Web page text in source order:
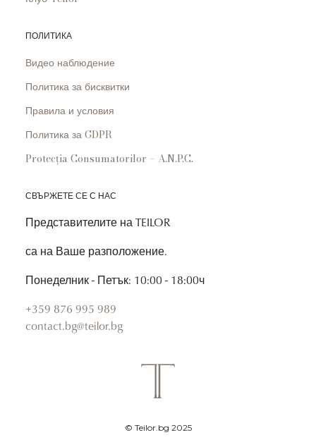
ПОЛИТИКА
Видео наблюдение
Политика за бисквитки
Правила и условия
Политика за GDPR
Protecția Consumatorilor – A.N.P.C.
СВЪРЖЕТЕ СЕ С НАС
Представителите на TEILOR
са на Ваше разположение.
Понеделник - Петък: 10:00 - 18:00ч
+359 876 995 989
contact.bg@teilor.bg
© Teilor.bg 2025